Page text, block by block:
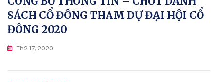
SÁCH CỔ ĐÔNG THAM DỰ ĐẠI HỘI CỔ
ĐÔNG 2020
Th2 17, 2020